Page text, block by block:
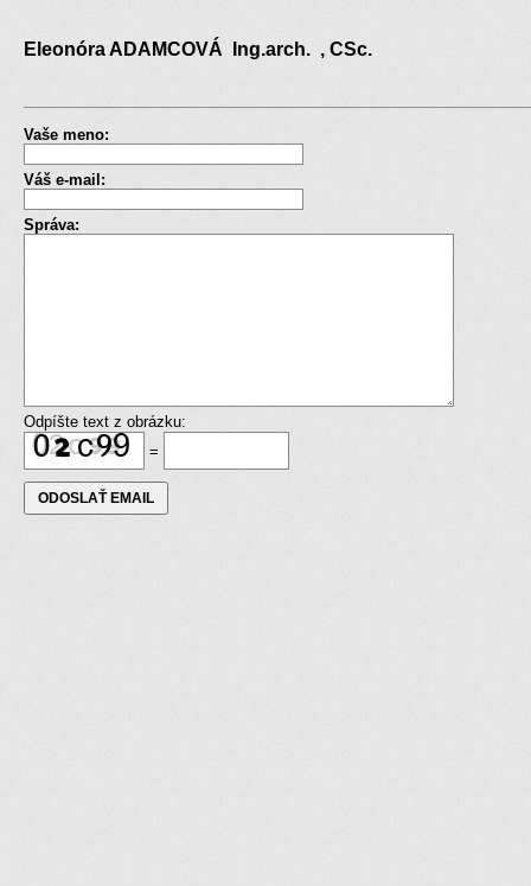
Eleonóra ADAMCOVÁ Ing.arch. , CSc.
Vaše meno:
Váš e-mail:
Správa:
Odpíšte text z obrázku:
=